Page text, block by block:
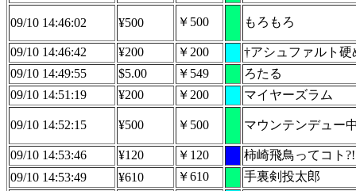
09/10 14:46:02 ¥500 ￥500 もろもろ
09/10 14:46:42 ¥200 ￥200
†アシュファルト硬
09/10 14:49:55
$5.00 ￥549
ろたる
09/10 14:51:19
¥200 ￥200 マイヤーズラム
09/10 14:52:15 ¥500 ￥500 マウンテンデュー
09/10 14:53:46 ¥120 ￥120
柿崎飛鳥ってコト?!
09/10 14:53:49
¥610 ￥610
手裏剣投太郎